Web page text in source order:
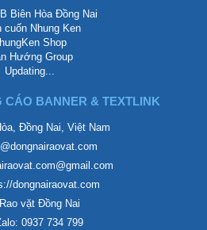
Biên Hòa Đồng Nai
cuốn Nhung Ken
Shop
Hướng Group
Updating...
CÁO BANNER & TEXTLINK
Đồng Nai, Việt Nam
dongnairaovat.com
Rao vặt Đồng Nai
0937 734 799